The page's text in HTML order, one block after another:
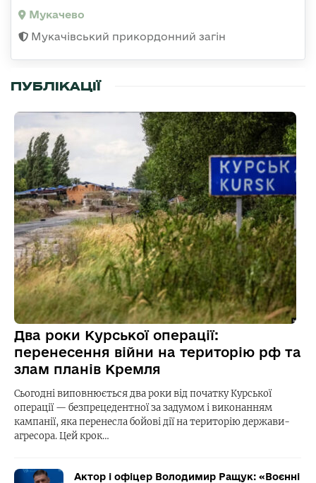
Мукачево
Мукачівський прикордонний загін
ПУБЛІКАЦІЇ
Два роки Курської операції:
перенесення війни на територію рф та
злам планів Кремля
Сьогодні виповнюється два роки від початку Курської
операції — безпрецедентної за задумом і виконанням
кампанії, яка перенесла бойові дії на територію держави-
агресора. Цей крок…
Актор і офіцер Володимир Ращук: «Воєнні